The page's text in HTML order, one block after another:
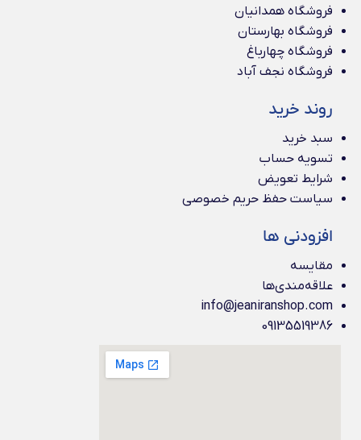
فروشگاه همدانیان
فروشگاه بهارستان
فروشگاه چهارباغ
فروشگاه نجف آباد
روند خرید
سبد خرید
تسویه حساب
شرایط تعویض
سیاست حفظ حریم خصوصی
افزودنی ها
مقایسه
علاقه‌مندی‌ها
info@jeaniranshop.com
09135519386